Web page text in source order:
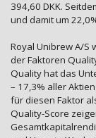
394,60 DKK.
und damit um
Royal Unibrew A/S
der Faktoren
Quality hat das
– 17,3% aller
für diesen Faktor
Quality-Score